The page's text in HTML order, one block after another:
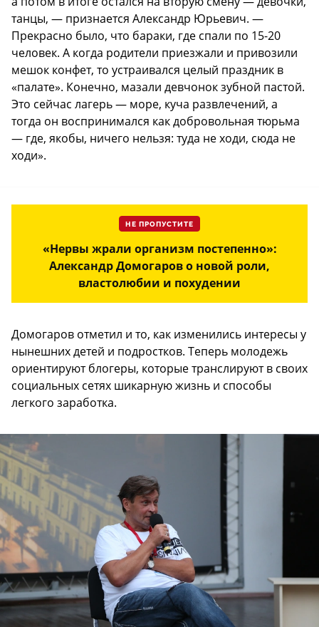
танцы, — признается Александр Юрьевич. —
Прекрасно было, что бараки, где спали по 15-20
человек. А когда родители приезжали и привозили
мешок конфет, то устраивался целый праздник в
«палате». Конечно, мазали девчонок зубной пастой.
Это сейчас лагерь — море, куча развлечений, а
тогда он воспринимался как добровольная тюрьма
— где, якобы, ничего нельзя: туда не ходи, сюда не
ходи».
НЕ ПРОПУСТИТЕ
«Нервы жрали организм постепенно»:
Александр Домогаров о новой роли,
властолюбии и похудении
Домогаров отметил и то, как изменились интересы у
нынешних детей и подростков. Теперь молодежь
ориентируют блогеры, которые транслируют в своих
социальных сетях шикарную жизнь и способы
легкого заработка.